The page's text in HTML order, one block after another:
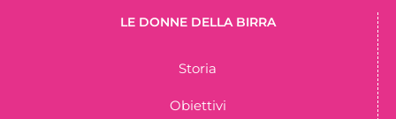
LE DONNE DELLA BIRRA
Storia
Obiettivi